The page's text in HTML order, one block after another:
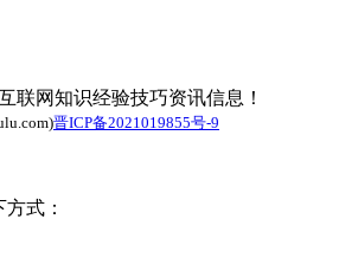
联网知识经验技巧资讯信息！
晋ICP备2021019855号-9
式：